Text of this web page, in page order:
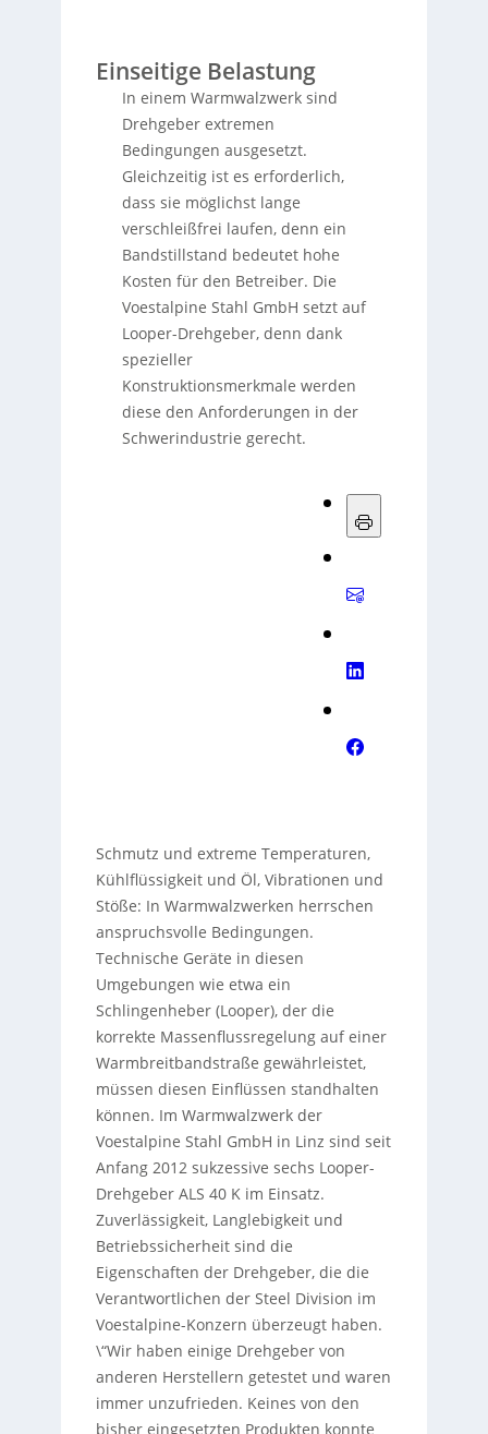
Einseitige Belastung
In einem Warmwalzwerk sind
Drehgeber extremen
Bedingungen ausgesetzt.
Gleichzeitig ist es erforderlich,
dass sie möglichst lange
verschleißfrei laufen, denn ein
Bandstillstand bedeutet hohe
Kosten für den Betreiber. Die
Voestalpine Stahl GmbH setzt auf
Looper-Drehgeber, denn dank
spezieller
Konstruktionsmerkmale werden
diese den Anforderungen in der
Schwerindustrie gerecht.
Schmutz und extreme Temperaturen,
Kühlflüssigkeit und Öl, Vibrationen und
Stöße: In Warmwalzwerken herrschen
anspruchsvolle Bedingungen.
Technische Geräte in diesen
Umgebungen wie etwa ein
Schlingenheber (Looper), der die
korrekte Massenflussregelung auf einer
Warmbreitbandstraße gewährleistet,
müssen diesen Einflüssen standhalten
können. Im Warmwalzwerk der
Voestalpine Stahl GmbH in Linz sind seit
Anfang 2012 sukzessive sechs Looper-
Drehgeber ALS 40 K im Einsatz.
Zuverlässigkeit, Langlebigkeit und
Betriebssicherheit sind die
Eigenschaften der Drehgeber, die die
Verantwortlichen der Steel Division im
Voestalpine-Konzern überzeugt haben.
\“Wir haben einige Drehgeber von
anderen Herstellern getestet und waren
immer unzufrieden. Keines von den
bisher eingesetzten Produkten konnte